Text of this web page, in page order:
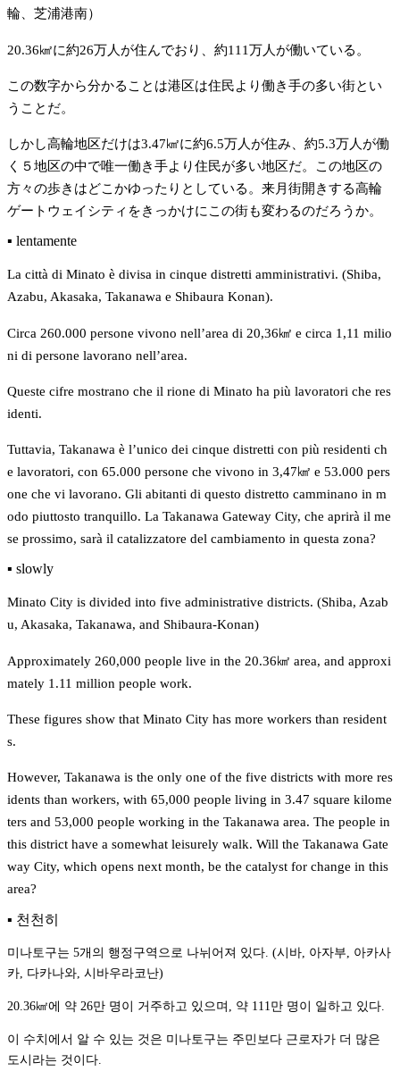
輪、芝浦港南）
20.36㎢に約26万人が住んでおり、約111万人が働いている。
この数字から分かることは港区は住民より働き手の多い街とい
うことだ。
しかし高輪地区だけは3.47㎢に約6.5万人が住み、約5.3万人が働
く５地区の中で唯一働き手より住民が多い地区だ。この地区の
方々の歩きはどこかゆったりとしている。来月街開きする高輪
ゲートウェイシティをきっかけにこの街も変わるのだろうか。
▪️ lentamente
La città di Minato è divisa in cinque distretti amministrativi. (Shiba,
Azabu, Akasaka, Takanawa e Shibaura Konan).
Circa 260.000 persone vivono nell’area di 20,36㎢ e circa 1,11 milio
ni di persone lavorano nell’area.
Queste cifre mostrano che il rione di Minato ha più lavoratori che res
identi.
Tuttavia, Takanawa è l’unico dei cinque distretti con più residenti ch
e lavoratori, con 65.000 persone che vivono in 3,47㎢ e 53.000 pers
one che vi lavorano. Gli abitanti di questo distretto camminano in m
odo piuttosto tranquillo. La Takanawa Gateway City, che aprirà il me
se prossimo, sarà il catalizzatore del cambiamento in questa zona?
▪️ slowly
Minato City is divided into five administrative districts. (Shiba, Azab
u, Akasaka, Takanawa, and Shibaura-Konan)
Approximately 260,000 people live in the 20.36㎢ area, and approxi
mately 1.11 million people work.
These figures show that Minato City has more workers than resident
s.
However, Takanawa is the only one of the five districts with more res
idents than workers, with 65,000 people living in 3.47 square kilome
ters and 53,000 people working in the Takanawa area. The people in
this district have a somewhat leisurely walk. Will the Takanawa Gate
way City, which opens next month, be the catalyst for change in this
area?
▪️ 천천히
미나토구는 5개의 행정구역으로 나뉘어져 있다. (시바, 아자부, 아카사
카, 다카나와, 시바우라코난)
20.36㎢에 약 26만 명이 거주하고 있으며, 약 111만 명이 일하고 있다.
이 수치에서 알 수 있는 것은 미나토구는 주민보다 근로자가 더 많은
도시라는 것이다.